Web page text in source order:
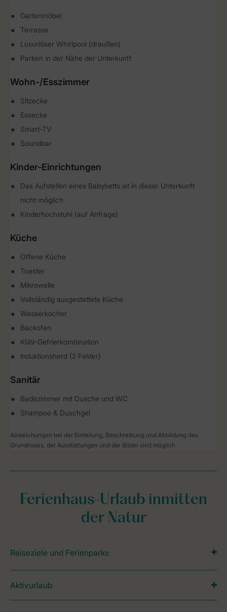
Gartenmöbel
Terrasse
Luxuriöser Whirlpool (draußen)
Parken in der Nähe der Unterkunft
Wohn-/Esszimmer
Sitzecke
Essecke
Smart-TV
Soundbar
Kinder-Einrichtungen
Das Aufstellen eines Babybetts ist in dieser Unterkunft
nicht möglich
Kinderhochstuhl (auf Anfrage)
Küche
Offene Küche
Toaster
Mikrowelle
Vollständig ausgestattete Küche
Wasserkocher
Backofen
Kühl-Gefrierkombination
Induktionsherd (2 Felder)
Sanitär
Badezimmer mit Dusche und WC
Shampoo & Duschgel
Abweichungen bei der Einteilung, Beschreibung und Abbildung des
Grundrisses, der Ausstattungen und der Bilder sind möglich.
Ferienhaus-Urlaub inmitten
der Natur
Reiseziele und Ferienparks
Aktivurlaub